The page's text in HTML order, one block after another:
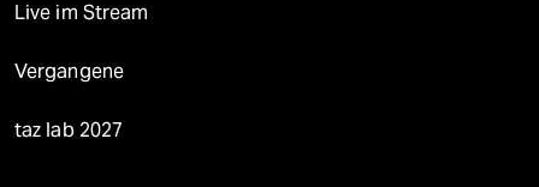
Live im Stream
Vergangene
taz lab 2027